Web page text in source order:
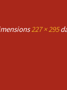
227 × 295